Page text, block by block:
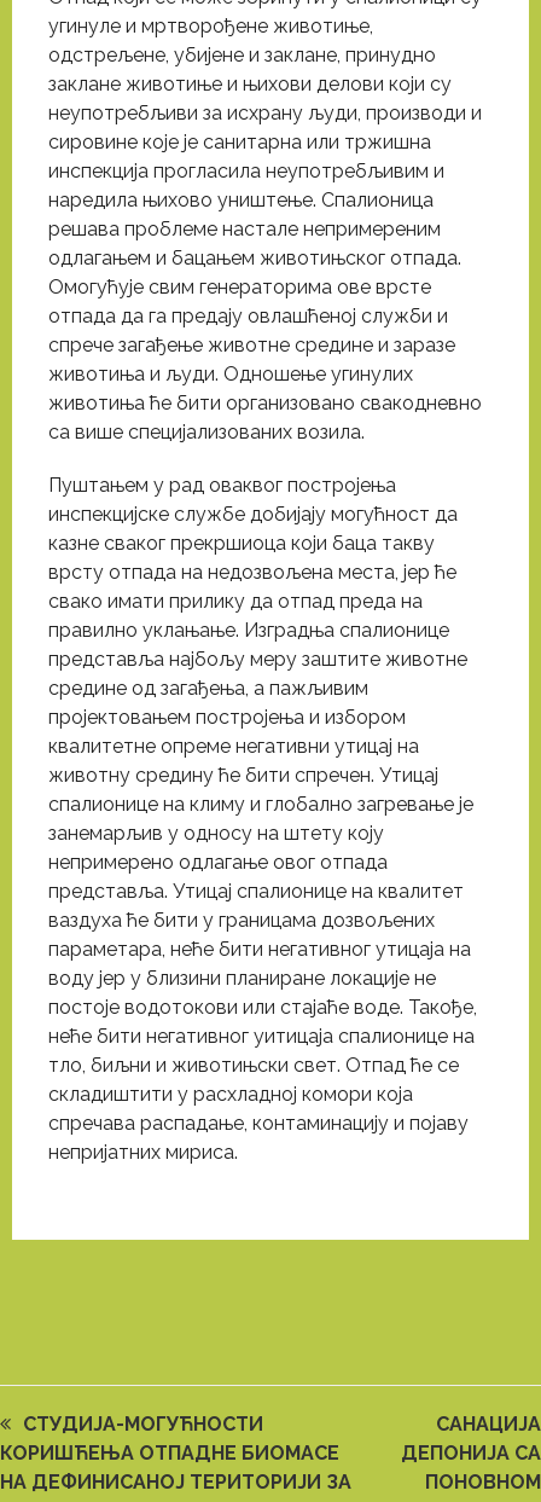
угинуле и мртворођене животиње,
одстрељене, убијене и заклане, принудно
заклане животиње и њихови делови који су
неупотребљиви за исхрану људи, производи и
сировине које је санитарна или тржишна
инспекција прогласила неупотребљивим и
наредила њихово уништење. Спалионица
решава проблеме настале непримереним
одлагањем и бацањем животињског отпада.
Омогућује свим генераторима ове врсте
отпада да га предају овлашћеној служби и
спрече загађење животне средине и заразе
животиња и људи. Одношење угинулих
животиња ће бити организовано свакодневно
са више специјализованих возила.
Пуштањем у рад оваквог постројења
инспекцијске службе добијају могућност да
казне сваког прекршиоца који баца такву
врсту отпада на недозвољена места, јер ће
свако имати прилику да отпад преда на
правилно уклањање. Изградња спалионице
представља најбољу меру заштите животне
средине од загађења, а пажљивим
пројектовањем постројења и избором
квалитетне опреме негативни утицај на
животну средину ће бити спречен. Утицај
спалионице на климу и глобално загревање је
занемарљив у односу на штету коју
непримерено одлагање овог отпада
представља. Утицај спалионице на квалитет
ваздуха ће бити у границама дозвољених
параметара, неће бити негативног утицаја на
воду јер у близини планиране локације не
постоје водотокови или стајаће воде. Такође,
неће бити негативног уитицаја спалионице на
тло, биљни и животињски свет. Отпад ће се
складиштити у расхладној комори која
спречава распадање, контаминацију и појаву
непријатних мириса.
previous
post:
СТУДИЈА-МОГУЋНОСТИ
КОРИШЋЕЊА ОТПАДНЕ БИОМАСЕ
НА ДЕФИНИСАНОЈ ТЕРИТОРИЈИ ЗА
next
post:
САНАЦИЈА
ДЕПОНИЈА СА
ПОНОВНОМ